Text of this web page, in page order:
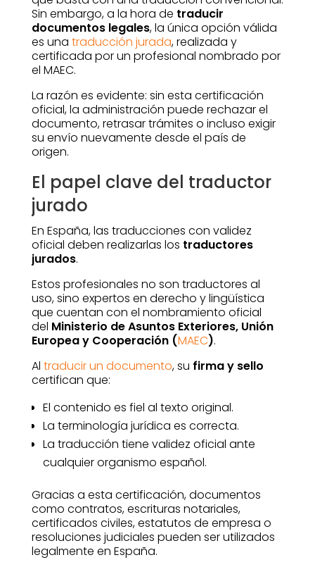
Sin embargo, a la hora de traducir
documentos legales, la única opción válida
es una traducción jurada, realizada y
certificada por un profesional nombrado por
el MAEC.
La razón es evidente: sin esta certificación
oficial, la administración puede rechazar el
documento, retrasar trámites o incluso exigir
su envío nuevamente desde el país de
origen.
El papel clave del traductor
jurado
En España, las traducciones con validez
oficial deben realizarlas los traductores
jurados.
Estos profesionales no son traductores al
uso, sino expertos en derecho y lingüística
que cuentan con el nombramiento oficial
del Ministerio de Asuntos Exteriores, Unión
Europea y Cooperación (MAEC).
Al traducir un documento, su firma y sello
certifican que:
El contenido es fiel al texto original.
La terminología jurídica es correcta.
La traducción tiene validez oficial ante
cualquier organismo español.
Gracias a esta certificación, documentos
como contratos, escrituras notariales,
certificados civiles, estatutos de empresa o
resoluciones judiciales pueden ser utilizados
legalmente en España.